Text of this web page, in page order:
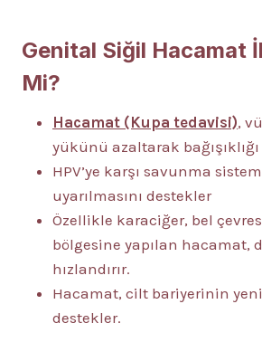
Genital Siğil Hacamat
Mi?
Hacamat (Kupa tedavisi),
yükünü azaltarak
HPV’ye karşı savunma
uyarılmasını destekler
Özellikle karaciğer, bel
bölgesine yapılan hacamat,
hızlandırır.
Hacamat, cilt bariyerinin
destekler.